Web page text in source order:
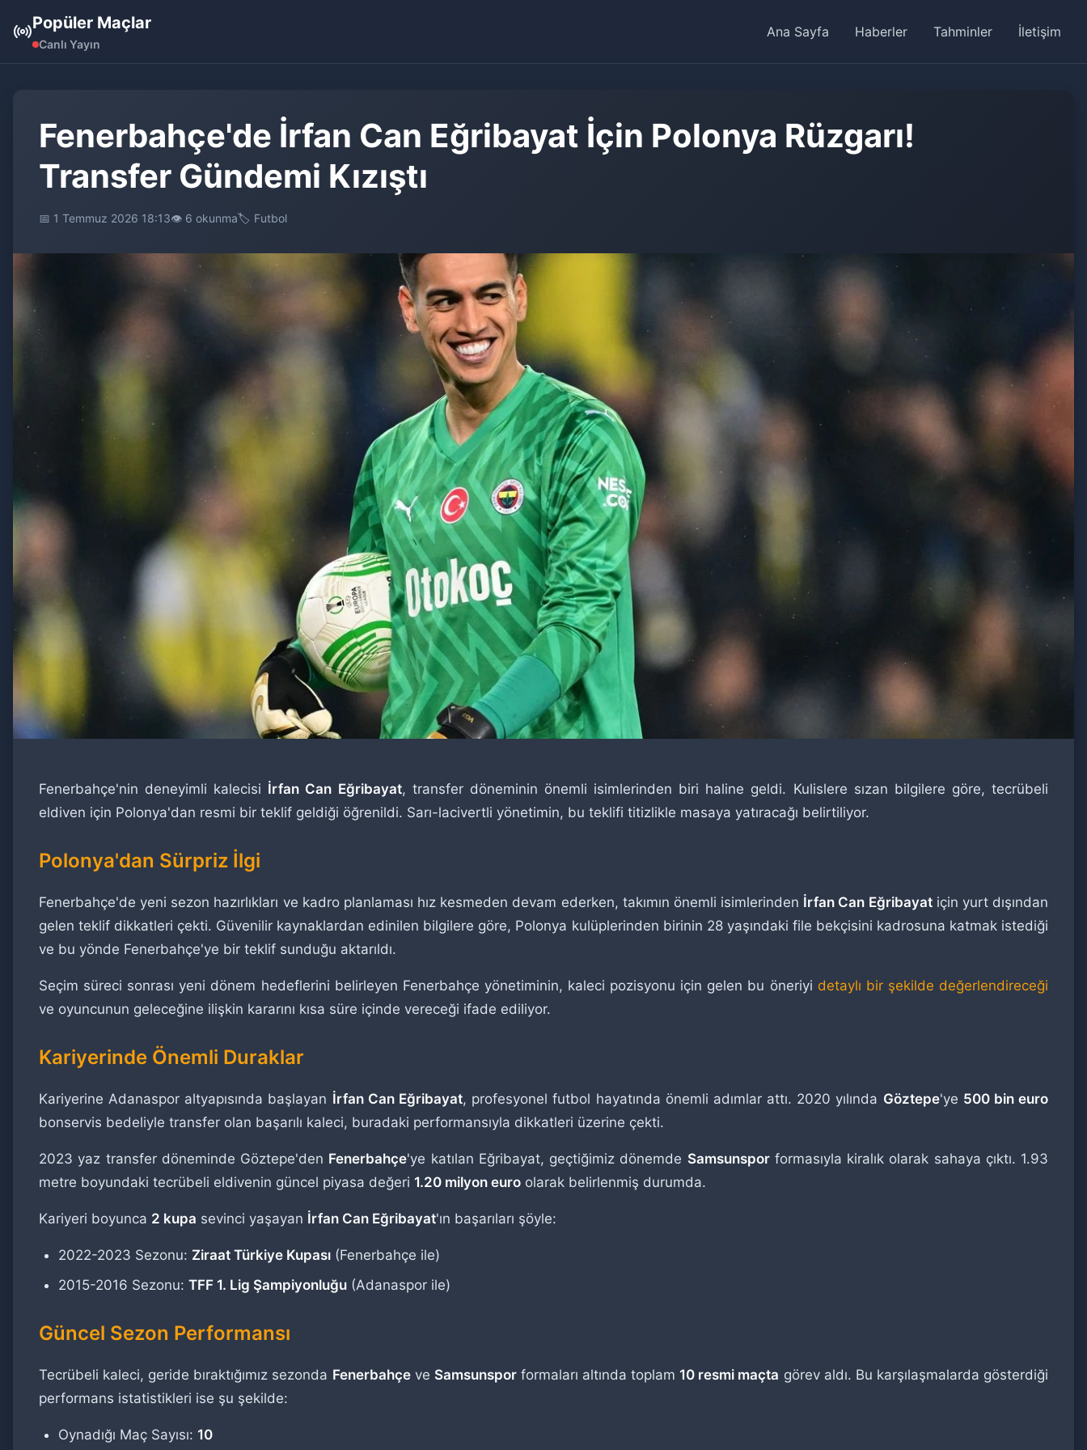
Popüler Maçlar
Canlı Yayın
Ana Sayfa Haberler Tahminler İletişim
Fenerbahçe'de İrfan Can Eğribayat İçin Polonya Rüzgarı!
Transfer Gündemi Kızıştı
📅 1 Temmuz 2026 18:13👁️ 6 okunma🏷️ Futbol
Fenerbahçe'nin deneyimli kalecisi İrfan Can Eğribayat, transfer döneminin önemli isimlerinden biri haline geldi. Kulislere sızan bilgilere göre, tecrübeli
eldiven için Polonya'dan resmi bir teklif geldiği öğrenildi. Sarı-lacivertli yönetimin, bu teklifi titizlikle masaya yatıracağı belirtiliyor.
Polonya'dan Sürpriz İlgi
Fenerbahçe'de yeni sezon hazırlıkları ve kadro planlaması hız kesmeden devam ederken, takımın önemli isimlerinden İrfan Can Eğribayatiçin yurt dışından
gelen teklif dikkatleri çekti. Güvenilir kaynaklardan edinilen bilgilere göre, Polonya kulüplerinden birinin 28 yaşındaki file bekçisini kadrosuna katmak istediği
ve bu yönde Fenerbahçe'ye bir teklif sunduğu aktarıldı.
Seçim süreci sonrası yeni dönem hedeflerini belirleyen Fenerbahçe yönetiminin, kaleci pozisyonu için gelen bu öneriyi detaylı bir şekilde değerlendireceği
ve oyuncunun geleceğine ilişkin kararını kısa süre içinde vereceği ifade ediliyor.
Kariyerinde Önemli Duraklar
Kariyerine Adanaspor altyapısında başlayan İrfan Can Eğribayat, profesyonel futbol hayatında önemli adımlar attı. 2020 yılında Göztepe'ye 500 bin euro
bonservis bedeliyle transfer olan başarılı kaleci, buradaki performansıyla dikkatleri üzerine çekti.
2023 yaz transfer döneminde Göztepe'den Fenerbahçe'ye katılan Eğribayat, geçtiğimiz dönemde Samsunsporformasıyla kiralık olarak sahaya çıktı. 1.93
metre boyundaki tecrübeli eldivenin güncel piyasa değeri 1.20 milyon euro olarak belirlenmiş durumda.
Kariyeri boyunca 2 kupa sevinci yaşayan İrfan Can Eğribayat'ın başarıları şöyle:
2022-2023 Sezonu: Ziraat Türkiye Kupası (Fenerbahçe ile)
2015-2016 Sezonu: TFF 1. Lig Şampiyonluğu (Adanaspor ile)
Güncel Sezon Performansı
Tecrübeli kaleci, geride bıraktığımız sezonda Fenerbahçeve Samsunsporformaları altında toplam 10 resmi maçta görev aldı. Bu karşılaşmalarda gösterdiği
performans istatistikleri ise şu şekilde:
Oynadığı Maç Sayısı: 10